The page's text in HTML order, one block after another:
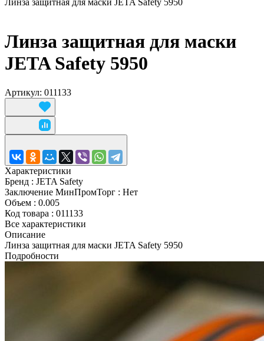
Линза защитная для маски JETA Safety 5950
Линза защитная для маски
JETA Safety 5950
Артикул: 011133
Характеристики
Бренд : JETA Safety
Заключение МинПромТорг : Нет
Объем : 0.005
Код товара : 011133
Все характеристики
Описание
Линза защитная для маски JETA Safety 5950
Подробности